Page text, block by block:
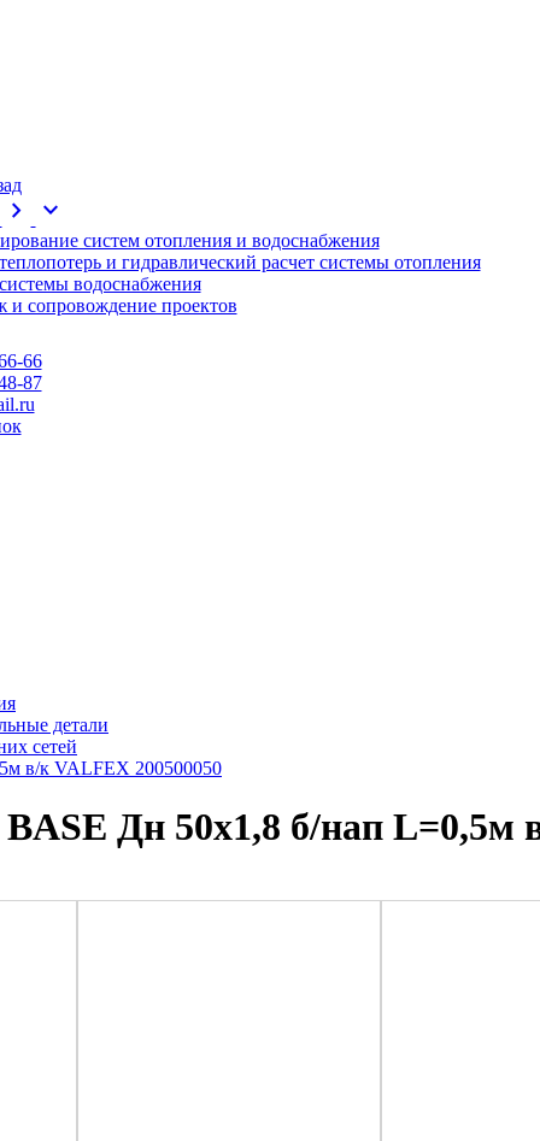
chevron_right expand_more
систем отопления и водоснабжения
и гидравлический расчет системы отопления
водоснабжения
и сопровождение проектов
66
87
детали
сетей
в/к VALFEX 200500050
Дн 50х1,8 б/нап L=0,5м